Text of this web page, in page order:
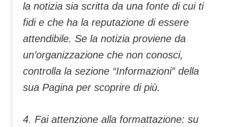
la notizia sia scritta da una fonte di cui ti
fidi e che ha la reputazione di essere
attendibile. Se la notizia proviene da
un’organizzazione che non conosci,
controlla la sezione “Informazioni” della
sua Pagina per scoprire di più.
4. Fai attenzione alla formattazione: su